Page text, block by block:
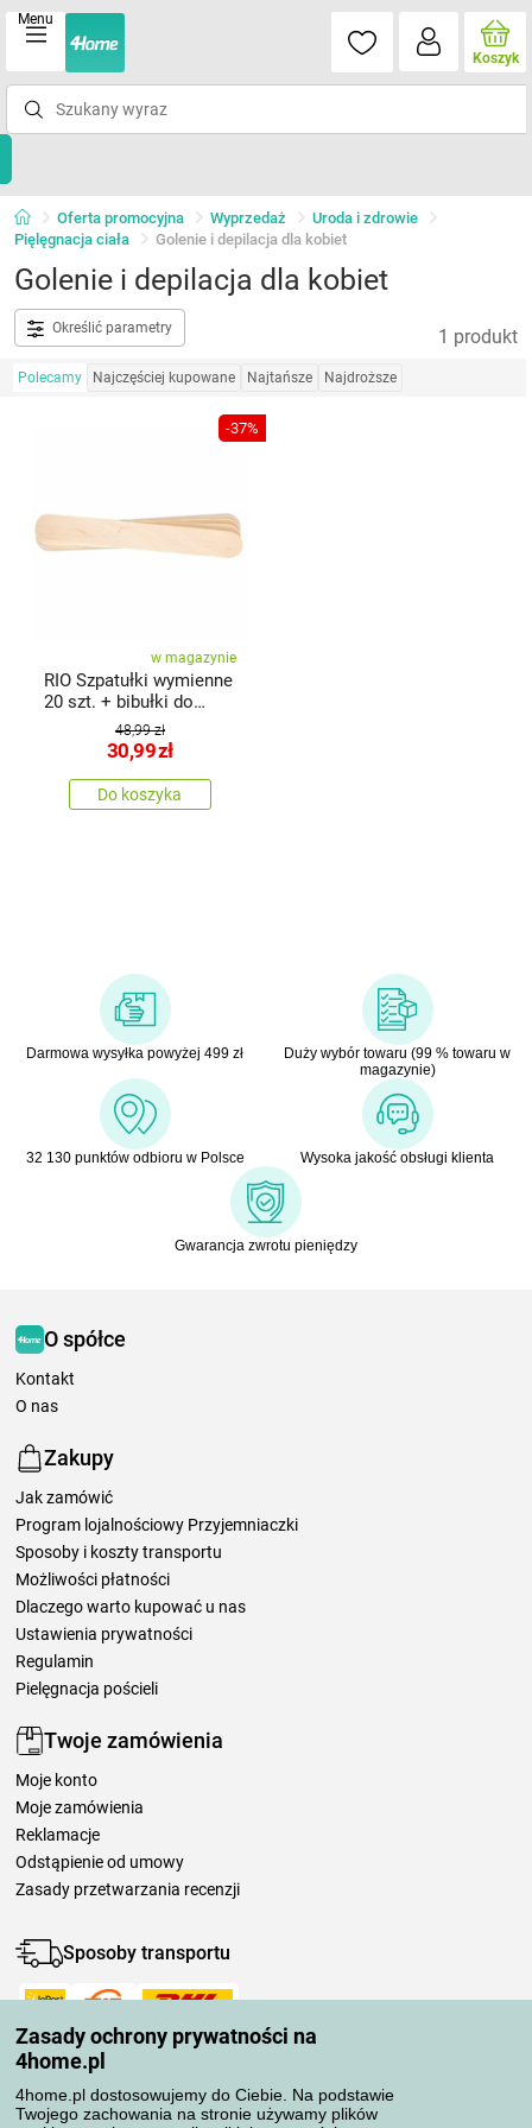
Zasady ochrony prywatności na
4home.pl
4home.pl dostosowujemy do Ciebie. Na podstawie
Twojego zachowania na stronie używamy plików
Menu
Koszyk
Oferta promocyjna Wyprzedaż
Uroda i zdrowie
Pięlęgnacja ciała
Golenie i depilacja dla kobiet
Golenie i depilacja dla kobiet
Określić parametry 1 produkt
Polecamy Najczęściej kupowane Najtańsze Najdroższe
-37%
w magazynie
RIO Szpatułki wymienne
20 szt. + bibułki do
depilacji 50 szt.
48,99 zł
30,99zł
Do koszyka
Darmowa wysyłka powyżej 499 zł
Duży wybór towaru (99 % towaru w
magazynie)
32 130 punktów odbioru w Polsce Wysoka jakość obsługi klienta
Gwarancja zwrotu pieniędzy
O spółce
Kontakt
O nas
Zakupy
Jak zamówić
Program lojalnościowy Przyjemniaczki
Sposoby i koszty transportu
Możliwości płatności
Dlaczego warto kupować u nas
Ustawienia prywatności
Regulamin
Pielęgnacja pościeli
Twoje zamówienia
Moje konto
Moje zamówienia
Reklamacje
Odstąpienie od umowy
Zasady przetwarzania recenzji
Sposoby transportu
Metody płatności
Niezawodny sklep